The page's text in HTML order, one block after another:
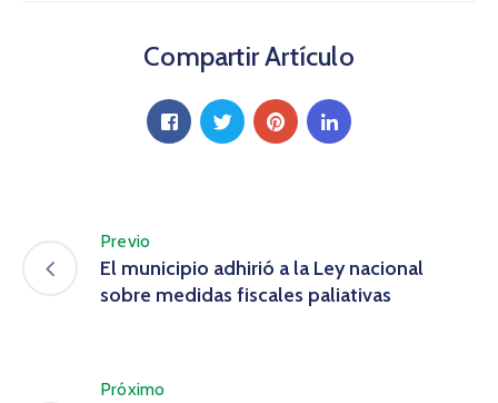
Compartir Artículo
Previo
El municipio adhirió a la Ley nacional
sobre medidas fiscales paliativas
Próximo